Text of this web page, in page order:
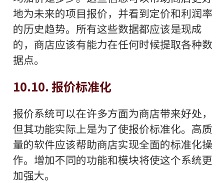
地为未来的项目报价，并看到定价和利润率
的历史趋势。所有这些数据都应该是现成
的，商店应该有能力在任何时候提取各种数
据点。
10.10. 报价标准化
报价系统可以在许多方面为商店带来好处，
但其功能实际上是为了使报价标准化。高质
量的软件应该帮助商店实现全面的标准化操
作。增加不同的功能和模块将使这个系统更
加强大。